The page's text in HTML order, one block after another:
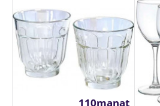
Bakal 320мл. Luminarc
110manat